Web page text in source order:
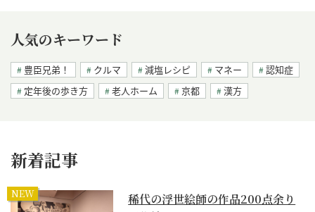
人気のキーワード
豊臣兄弟！ クルマ 減塩レシピ マネー
認知症
定年後の歩き方
老人ホーム 京都 漢方
新着記事
NEW
稀代の浮世絵師の作品200点余り